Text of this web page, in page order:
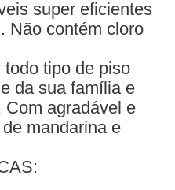
super eficientes
Não contém cloro
tipo de piso
da sua família e
Com agradável e
mandarina e